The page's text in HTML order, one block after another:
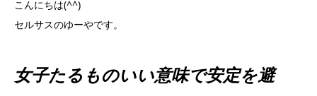
こんにちは(^^)
セルサスのゆーやです。
女子たるものいい意味で安定を避